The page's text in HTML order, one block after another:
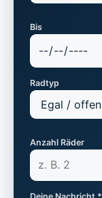
Bis
Radtyp
Anzahl Räder